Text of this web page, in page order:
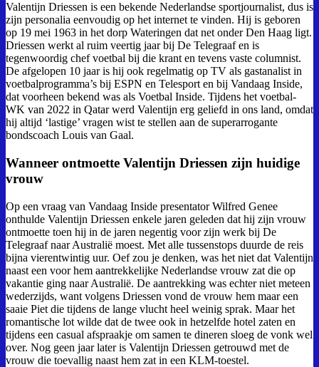
Valentijn Driessen is een bekende Nederlandse sportjournalist, dus is
zijn personalia eenvoudig op het internet te vinden. Hij is geboren
op 19 mei 1963 in het dorp Wateringen dat net onder Den Haag ligt.
Driessen werkt al ruim veertig jaar bij De Telegraaf en is
tegenwoordig chef voetbal bij die krant en tevens vaste columnist.
De afgelopen 10 jaar is hij ook regelmatig op TV als gastanalist in
voetbalprogramma’s bij ESPN en Telesport en bij Vandaag Inside,
dat voorheen bekend was als Voetbal Inside. Tijdens het voetbal-
WK van 2022 in Qatar werd Valentijn erg geliefd in ons land, omdat
hij altijd ‘lastige’ vragen wist te stellen aan de superarrogante
bondscoach Louis van Gaal.
Wanneer ontmoette Valentijn Driessen zijn huidige
vrouw
Op een vraag van Vandaag Inside presentator Wilfred Genee
onthulde Valentijn Driessen enkele jaren geleden dat hij zijn vrouw
ontmoette toen hij in de jaren negentig voor zijn werk bij De
Telegraaf naar Australië moest. Met alle tussenstops duurde de reis
bijna vierentwintig uur. Oef zou je denken, was het niet dat Valentijn
naast een voor hem aantrekkelijke Nederlandse vrouw zat die op
vakantie ging naar Australië. De aantrekking was echter niet meteen
wederzijds, want volgens Driessen vond de vrouw hem maar een
saaie Piet die tijdens de lange vlucht heel weinig sprak. Maar het
romantische lot wilde dat de twee ook in hetzelfde hotel zaten en
tijdens een casual afspraakje om samen te dineren sloeg de vonk wel
over. Nog geen jaar later is Valentijn Driessen getrouwd met de
vrouw die toevallig naast hem zat in een KLM-toestel.